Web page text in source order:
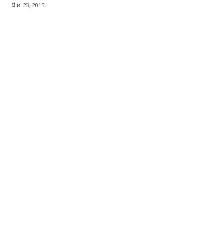
มี.ค. 23, 2015